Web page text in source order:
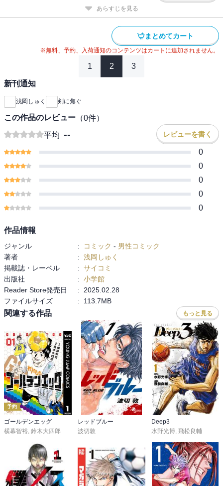
あらすじを見る
まとめてカート
※無料、予約、入荷通知のコンテンツはカートに追加されません。
1 2 3
新刊通知
浅岡しゅく 剣に焦ぐ
この作品のレビュー （0件）
平均 -- レビューを書く
0
0
0
0
0
作品情報
ジャンル : コミック - 男性コミック
著者
: 浅岡しゅく
掲載誌・レーベル
: サイコミ
出版社
: 小学館
Reader Store発売日
:
2025.02.28
ファイルサイズ
: 113.7MB
関連する作品 もっと見る
予約
ゴールデンエッグ
横幕智裕, 鈴木大四郎
レッドブルー
波切敦
Deep3
水野光博, 飛松良輔